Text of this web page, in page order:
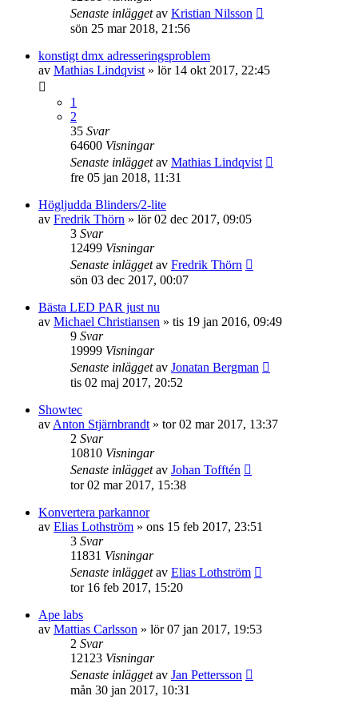
Senaste inläggetav Kristian Nilsson
sön 25 mar 2018, 21:56
konstigt dmx adresseringsproblem
av Mathias Lindqvist » lör 14 okt 2017, 22:45
1
2
35 Svar
64600 Visningar
Senaste inläggetav Mathias Lindqvist
fre 05 jan 2018, 11:31
Högljudda Blinders/2-lite
av Fredrik Thörn » lör 02 dec 2017, 09:05
3 Svar
12499 Visningar
Senaste inläggetav Fredrik Thörn
sön 03 dec 2017, 00:07
Bästa LED PAR just nu
av Michael Christiansen » tis 19 jan 2016, 09:49
9 Svar
19999 Visningar
Senaste inläggetav Jonatan Bergman
tis 02 maj 2017, 20:52
Showtec
av Anton Stjärnbrandt » tor 02 mar 2017, 13:37
2 Svar
10810 Visningar
Senaste inläggetav Johan Tofftén
tor 02 mar 2017, 15:38
Konvertera parkannor
av Elias Lothström » ons 15 feb 2017, 23:51
3 Svar
11831 Visningar
Senaste inläggetav Elias Lothström
tor 16 feb 2017, 15:20
Ape labs
av Mattias Carlsson » lör 07 jan 2017, 19:53
2 Svar
12123 Visningar
Senaste inläggetav Jan Pettersson
mån 30 jan 2017, 10:31